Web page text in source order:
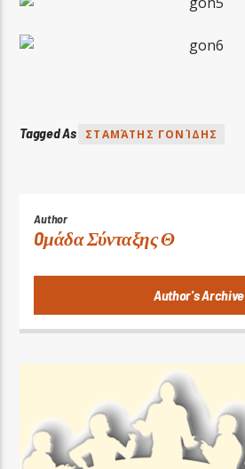
Tagged As ΣΤΑΜΆΤΗΣ ΓΟΝΊΔΗΣ
Author
Oμάδα Σύνταξης Θ
Author's Archive